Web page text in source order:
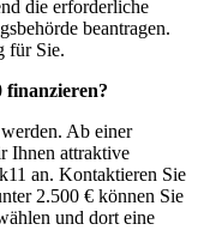
die erforderliche
beantragen.
für Sie.
finanzieren?
Ab einer
Ihnen attraktive
an. Kontaktieren Sie
2.500 € können Sie
und dort eine